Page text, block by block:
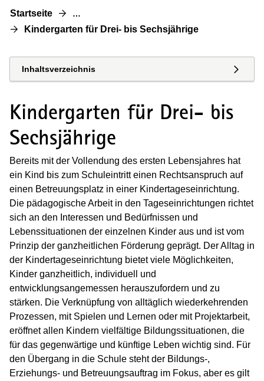
Startseite …
Kindergarten für Drei- bis Sechsjährige
Inhaltsverzeichnis
Kindergarten für Drei- bis
Sechsjährige
Bereits mit der Vollendung des ersten Lebensjahres hat
ein Kind bis zum Schuleintritt einen Rechtsanspruch auf
einen Betreuungsplatz in einer Kindertageseinrichtung.
Die pädagogische Arbeit in den Tageseinrichtungen richtet
sich an den Interessen und Bedürfnissen und
Lebenssituationen der einzelnen Kinder aus und ist vom
Prinzip der ganzheitlichen Förderung geprägt. Der Alltag in
der Kindertageseinrichtung bietet viele Möglichkeiten,
Kinder ganzheitlich, individuell und
entwicklungsangemessen herauszufordern und zu
stärken. Die Verknüpfung von alltäglich wiederkehrenden
Prozessen, mit Spielen und Lernen oder mit Projektarbeit,
eröffnet allen Kindern vielfältige Bildungssituationen, die
für das gegenwärtige und künftige Leben wichtig sind. Für
den Übergang in die Schule steht der Bildungs-,
Erziehungs- und Betreuungsauftrag im Fokus, aber es gilt